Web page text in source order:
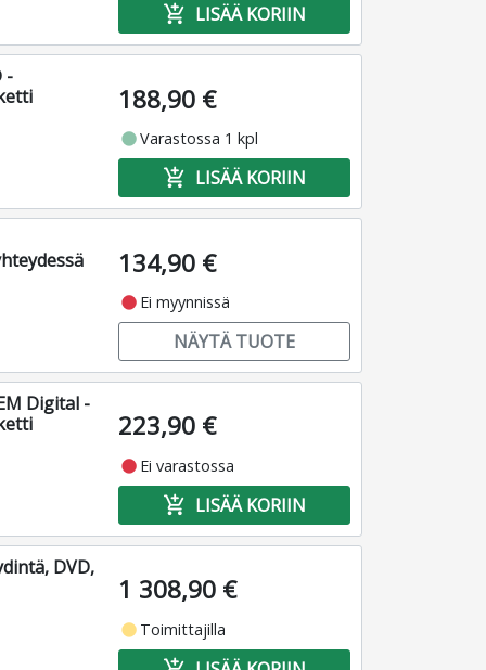
add_shopping_cart LISÄÄ KORIIN
-
188,90 €
fiber_manual_recordVarastossa 1 kpl
add_shopping_cart LISÄÄ KORIIN
134,90 €
fiber_manual_record Ei myynnissä
NÄYTÄ TUOTE
Digital -
223,90 €
fiber_manual_record Ei varastossa
add_shopping_cart LISÄÄ KORIIN
DVD,
1 308,90 €
fiber_manual_record Toimittajilla